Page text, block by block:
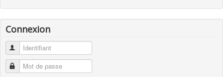
Connexion
Identifiant
Mot de passe